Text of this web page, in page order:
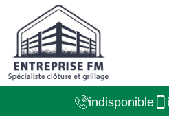
indisponible